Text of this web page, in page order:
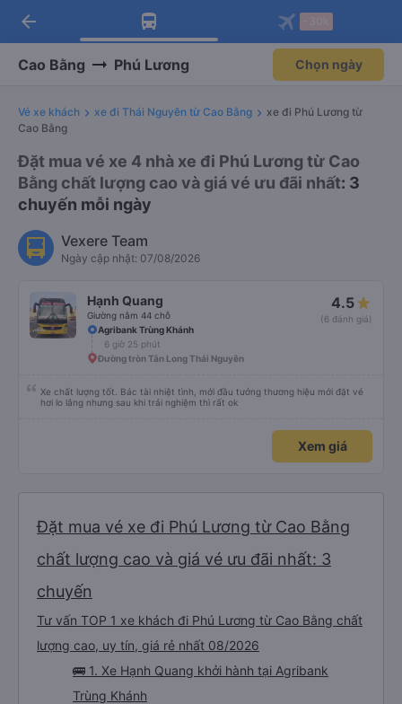
Tải app Vexere ngay!
Nhận ưu đãi thành viên độc
Mở app
Tải app Vexere
-30k/ghế khi đặt vé máy bay qua
Mở app
arrow_back
Cao Bằng Phú Lương Chọn ngày
Vé xe khách xe đi Thái Nguyên từ Cao Bằng
xe đi Phú Lương từ
Cao Bằng
Đặt mua vé xe 4 nhà xe đi Phú Lương từ Cao
Bằng chất lượng cao và giá vé ưu đãi nhất: 3
chuyến mỗi ngày
Vexere Team
Ngày cập nhật: 07/08/2026
Hạnh Quang
Giường nằm 44 chỗ
4.5
(6 đánh giá)
Agribank Trùng Khánh
6 giờ 25 phút
Đường tròn Tân Long Thái Nguyên
Xe chất lượng tốt. Bác tài nhiệt tình, mới đầu tưởng thương hiệu mới đặt vé
hơi lo lắng nhưng sau khi trải nghiệm thì rất ok
Xem giá
Đặt mua vé xe đi Phú Lương từ Cao Bằng
chất lượng cao và giá vé ưu đãi nhất: 3
chuyến
Tư vấn TOP 1 xe khách đi Phú Lương từ Cao Bằng chất
lượng cao, uy tín, giá rẻ nhất 08/2026
🚌 1. Xe Hạnh Quang khởi hành tại Agribank
Trùng Khánh